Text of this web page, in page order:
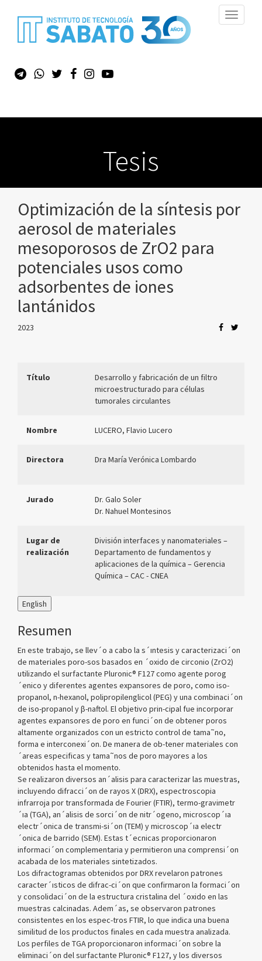
Toggle
Tesis
Optimización de la síntesis por
aerosol de materiales
mesoporosos de ZrO2 para
potenciales usos como
adsorbentes de iones
lantánidos
2023
Título
Desarrollo y fabricación de un filtro
microestructurado para células
tumorales circulantes
Nombre LUCERO, Flavio Lucero
Directora Dra María Verónica Lombardo
Jurado
Dr. Galo Soler
Dr. Nahuel Montesinos
Lugar de
realización
División interfaces y nanomateriales –
Departamento de fundamentos y
aplicaciones de la química – Gerencia
Química – CAC - CNEA
English
Resumen
En este trabajo, se llev´o a cabo la s´ıntesis y caracterizaci´on
de materiales poro-sos basados en ´oxido de circonio (ZrO2)
utilizando el surfactante Pluronic® F127 como agente porog
´enico y diferentes agentes expansores de poro, como iso-
propanol, n-hexanol, polipropilenglicol (PEG) y una combinaci´on
de iso-propanol y β-naftol. El objetivo prin-cipal fue incorporar
agentes expansores de poro en funci´on de obtener poros
altamente organizados con un estricto control de tama˜no,
forma e interconexi´on. De manera de ob-tener materiales con
´areas especificas y tama˜nos de poro mayores a los
obtenidos hasta el momento.
Se realizaron diversos an´alisis para caracterizar las muestras,
incluyendo difracci´on de rayos X (DRX), espectroscopia
infrarroja por transformada de Fourier (FTIR), termo-gravimetr
´ıa (TGA), an´alisis de sorci´on de nitr´ogeno, microscop´ıa
electr´onica de transmi-si´on (TEM) y microscop´ıa electr
´onica de barrido (SEM). Estas t´ecnicas proporcionaron
informaci´on complementaria y permitieron una comprensi´on
acabada de los materiales sintetizados.
Los difractogramas obtenidos por DRX revelaron patrones
caracter´ısticos de difrac-ci´on que confirmaron la formaci´on
y consolidaci´on de la estructura cristalina del ´oxido en las
muestras calcinadas. Adem´as, se observaron patrones
consistentes en los espec-tros FTIR, lo que indica una buena
similitud de los productos finales en cada muestra analizada.
Los perfiles de TGA proporcionaron informaci´on sobre la
eliminaci´on del surfactante Pluronic® F127, y los diversos